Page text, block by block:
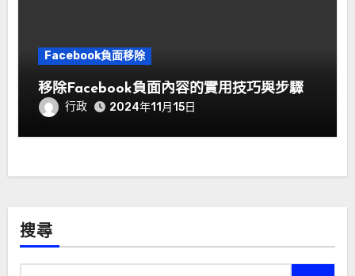
Facebook負面移除
移除Facebook負面內容的實用技巧與步驟
行政 2024年11月15日
搜尋